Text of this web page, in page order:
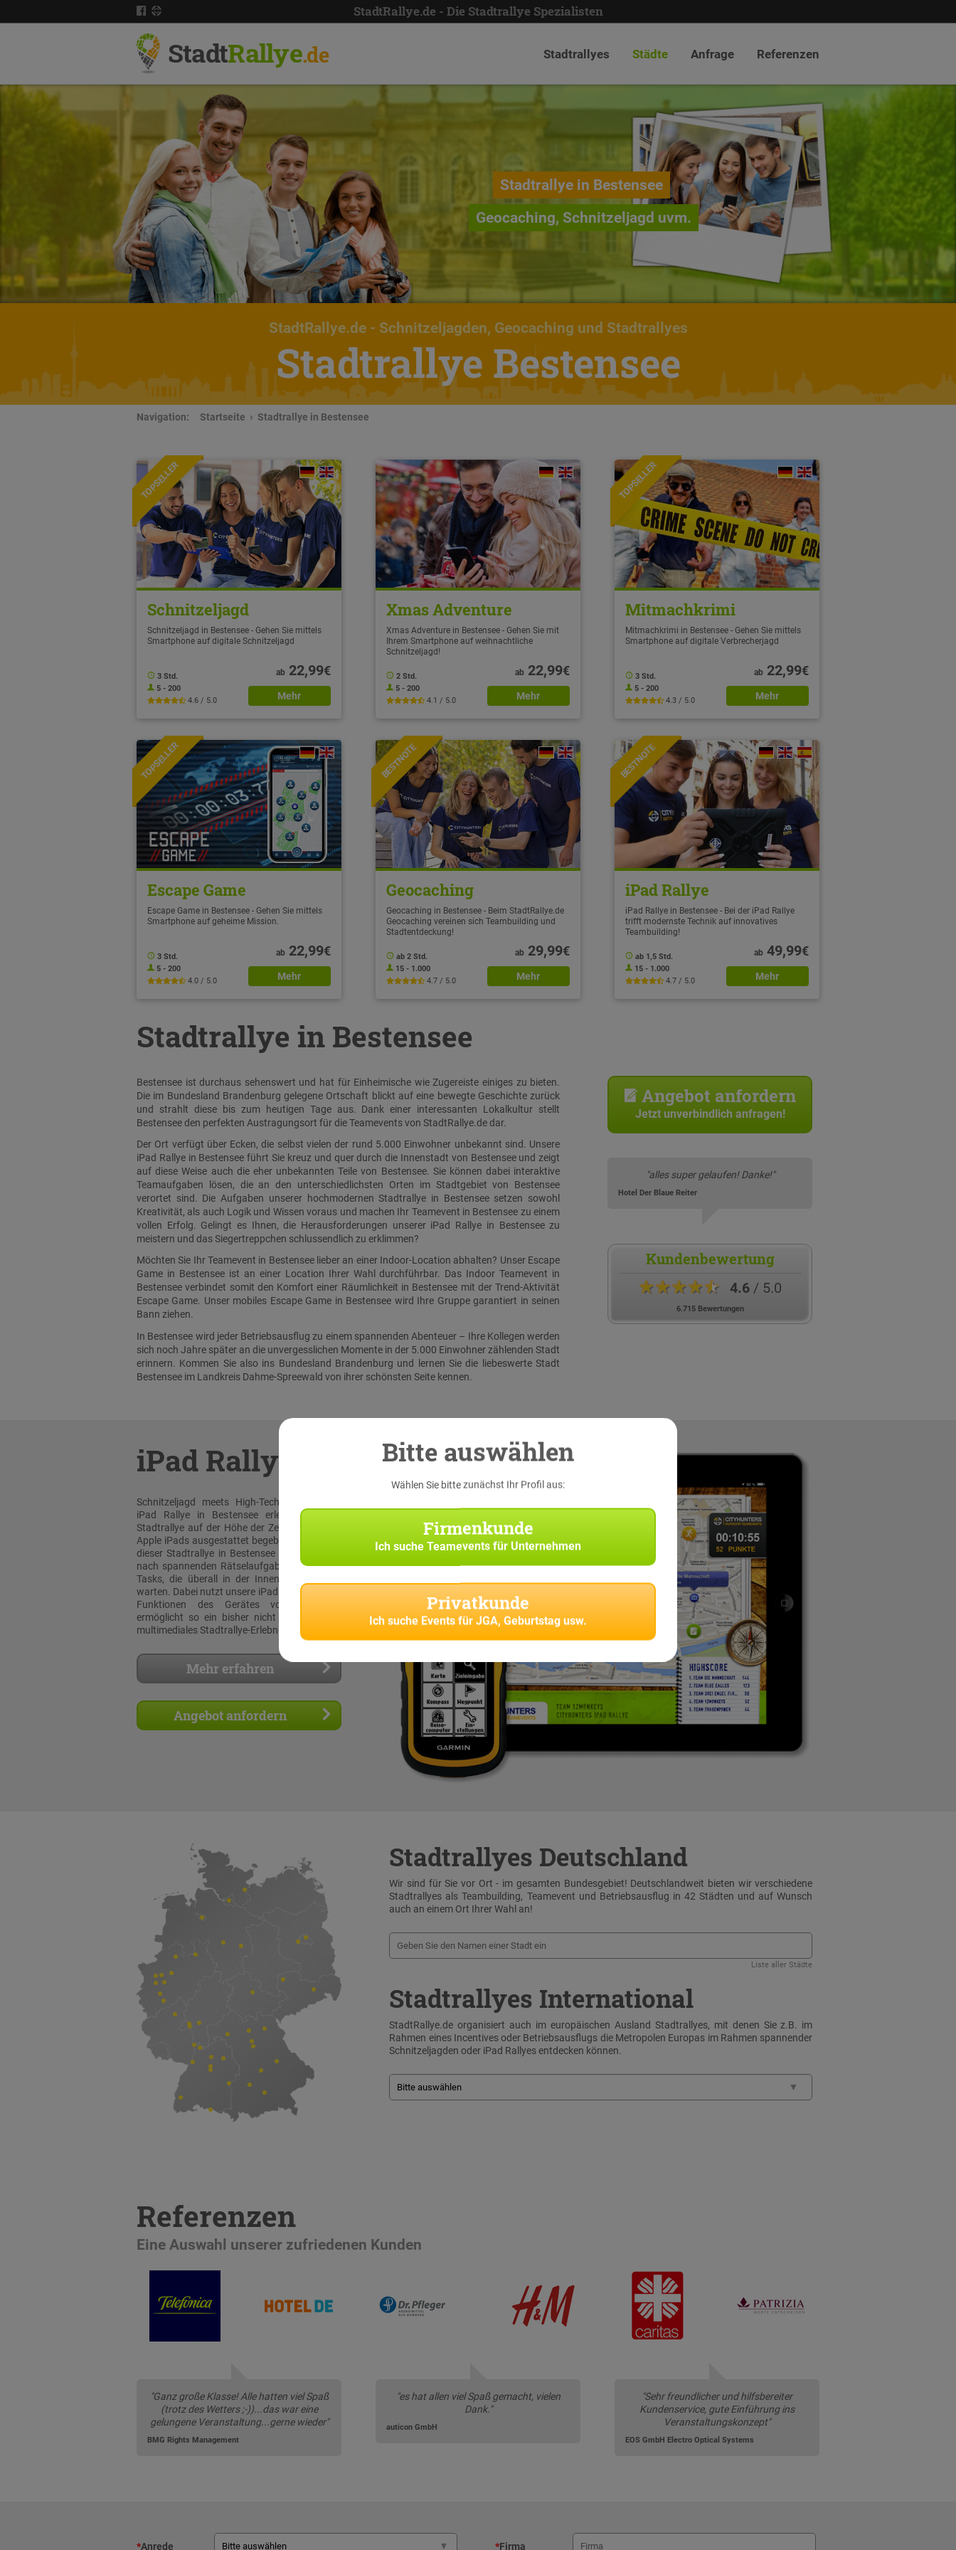
StadtRallye.de - Die Stadtrallye Spezialisten
StadtRallye.de Stadtrallyes Städte Anfrage Referenzen
Stadtrallye in Bestensee
Geocaching, Schnitzeljagd uvm.
StadtRallye.de- Schnitzeljagden, Geocaching und Stadtrallyes
Stadtrallye Bestensee
Navigation: Startseite Stadtrallye in Bestensee
TOPSELLER
Schnitzeljagd
Schnitzeljagd in Bestensee - Gehen Sie mittels
Smartphone auf digitale Schnitzeljagd
3 Std.
5 - 200
4.6 / 5.0
ab22,99€
Mehr
Xmas Adventure
Xmas Adventure in Bestensee - Gehen Sie mit
Ihrem Smartphone auf weihnachtliche
Schnitzeljagd!
2 Std.
5 - 200
4.1 / 5.0
ab22,99€
Mehr
TOPSELLER
Mitmachkrimi
Mitmachkrimi in Bestensee - Gehen Sie mittels
Smartphone auf digitale Verbrecherjagd
3 Std.
5 - 200
4.3 / 5.0
ab22,99€
Mehr
NEU
TOPSELLER
Escape Game
Escape Game in Bestensee - Gehen Sie mittels
Smartphone auf geheime Mission.
3 Std.
5 - 200
4.0 / 5.0
ab22,99€
Mehr
BESTNOTE
Geocaching
Geocaching in Bestensee - Beim StadtRallye.de
Geocaching vereinen sich Teambuilding und
Stadtentdeckung!
ab 2 Std.
15 - 1.000
4.7 / 5.0
ab29,99€
Mehr
BESTNOTE
iPad Rallye
iPad Rallye in Bestensee - Bei der iPad Rallye
trifft modernste Technik auf innovatives
Teambuilding!
ab 1,5 Std.
15 - 1.000
4.7 / 5.0
ab49,99€
Mehr
Stadtrallye in Bestensee
Bestensee ist durchaus sehenswert und hat für Einheimische wie Zugereiste einiges zu bieten.
Die im Bundesland Brandenburg gelegene Ortschaft blickt auf eine bewegte Geschichte zurück
und strahlt diese bis zum heutigen Tage aus. Dank einer interessanten Lokalkultur stellt
Bestensee den perfekten Austragungsort für die Teamevents von StadtRallye.de dar.
Der Ort verfügt über Ecken, die selbst vielen der rund 5.000 Einwohner unbekannt sind. Unsere
iPad Rallye in Bestensee führt Sie kreuz und quer durch die Innenstadt von Bestensee und zeigt
auf diese Weise auch die eher unbekannten Teile von Bestensee. Sie können dabei interaktive
Teamaufgaben lösen, die an den unterschiedlichsten Orten im Stadtgebiet von Bestensee
verortet sind. Die Aufgaben unserer hochmodernen Stadtrallye in Bestensee setzen sowohl
Kreativität, als auch Logik und Wissen voraus und machen Ihr Teamevent in Bestensee zu einem
vollen Erfolg. Gelingt es Ihnen, die Herausforderungen unserer iPad Rallye in Bestensee zu
meistern und das Siegertreppchen schlussendlich zu erklimmen?
Möchten Sie Ihr Teamevent in Bestensee lieber an einer Indoor-Location abhalten? Unser Escape
Game in Bestensee ist an einer Location Ihrer Wahl durchführbar. Das Indoor Teamevent in
Bestensee verbindet somit den Komfort einer Räumlichkeit in Bestensee mit der Trend-Aktivität
Escape Game. Unser mobiles Escape Game in Bestensee wird Ihre Gruppe garantiert in seinen
Bann ziehen.
In Bestensee wird jeder Betriebsausflug zu einem spannenden Abenteuer – Ihre Kollegen werden
sich noch Jahre später an die unvergesslichen Momente in der 5.000 Einwohner zählenden Stadt
erinnern. Kommen Sie also ins Bundesland Brandenburg und lernen Sie die liebeswerte Stadt
Bestensee im Landkreis Dahme-Spreewald von ihrer schönsten Seite kennen.
Angebot anfordern
Jetzt unverbindlich anfragen!
"alles super gelaufen! Danke!"
Hotel Der Blaue Reiter
Kundenbewertung
★★★★★ 4.6/ 5.0
6.715 Bewertungen
iPad Rallye
Schnitzeljagd meets High-Tech: Bei unserer
iPad Rallye in Bestensee erleben sie eine
Stadtrallye auf der Höhe der Zeit! Mit original
Apple iPads ausgestattet begeben Sie sich bei
dieser Stadtrallye in Bestensee auf die Suche
nach spannenden Rätselaufgaben und Team-
Tasks, die überall in der Innenstadt auf Sie
warten. Dabei nutzt unsere iPad Rallye App die
Funktionen des Gerätes voll aus und
ermöglicht so ein bisher nicht dagewesenes
multimediales Stadtrallye-Erlebnis!
Mehr erfahren
Angebot anfordern
Stadtrallyes Deutschland
Wir sind für Sie vor Ort - im gesamten Bundesgebiet! Deutschlandweit bieten wir verschiedene
Stadtrallyes als Teambuilding, Teamevent und Betriebsausflug in 42 Städten und auf Wunsch
auch an einem Ort Ihrer Wahl an!
Liste aller Städte
Stadtrallyes International
StadtRallye.de organisiert auch im europäischen Ausland Stadtrallyes, mit denen Sie z.B. im
Rahmen eines Incentives oder Betriebsausflugs die Metropolen Europas im Rahmen spannender
Schnitzeljagden oder iPad Rallyes entdecken können.
Referenzen
Eine Auswahl unserer zufriedenen Kunden
"Ganz große Klasse! Alle hatten viel Spaß
(trotz des Wetters ;-))...das war eine
gelungene Veranstaltung...gerne wieder"
BMG Rights Management
"es hat allen viel Spaß gemacht, vielen
Dank."
auticon GmbH
"Sehr freundlicher und hilfsbereiter
Kundenservice, gute Einführung ins
Veranstaltungskonzept"
EOS GmbH Electro Optical Systems
*Anrede *Firma
Bitte auswählen
Wählen Sie bitte zunächst Ihr Profil aus:
Firmenkunde
Ich suche Teamevents für Unternehmen
Privatkunde
Ich suche Events für JGA, Geburtstag usw.